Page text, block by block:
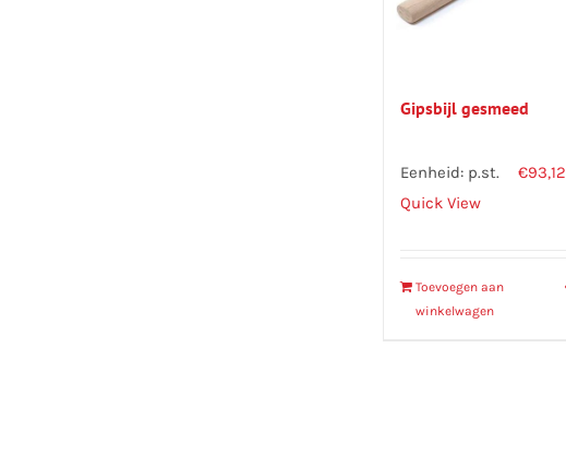
Gipsbijl gesmeed
Eenheid: p.st. €93,12
Quick View
Toevoegen aan
winkelwagen